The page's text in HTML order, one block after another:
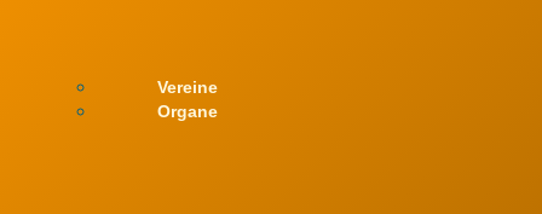
Vereine
Organe